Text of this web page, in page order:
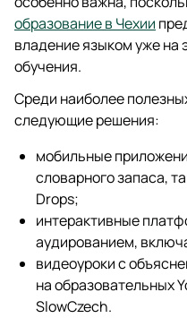
образование в Чехии
владение языком уже на
обучения.
Среди наиболее
следующие решения:
мобильные
словарного запаса,
Drops;
интерактивные
аудированием,
видеоуроки с
на образовательных
SlowCzech.